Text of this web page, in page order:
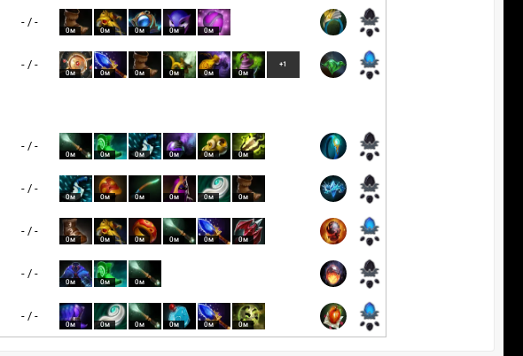
- / -
0м 0м 0м 0м 0м
- / -
0м 0м 0м 0м 0м 0м
+1
- / -
0м 0м 0м 0м 0м 0м
- / -
0м 0м 0м 0м 0м 0м
- / -
0м 0м 0м 0м 0м 0м
- / -
0м 0м 0м
- / -
0м 0м 0м 0м 0м 0м